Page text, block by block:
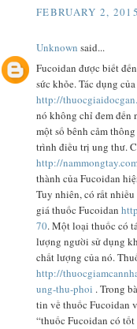
FEBRUARY 2,
Unknown said...
Fucoidan được biết
sức khỏe. Tác dụng
http://
nó không chỉ đem đến
một số bênh cảm
trình điều trị ung thư.
http://
thành của Fucoidan
Tuy nhiên, có rất
giá thuốc Fucoidan
70. Một loại thuốc có
lượng người sử dụng
chất lượng của nó.
http://
ung-thu-phoi . Trong
tin về thuốc Fucoidan
“thuốc Fucoidan có